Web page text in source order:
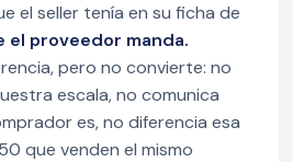
el seller tenía en su ficha de
el proveedor manda.
pero no convierte: no
escala, no comunica
es, no diferencia esa
que venden el mismo